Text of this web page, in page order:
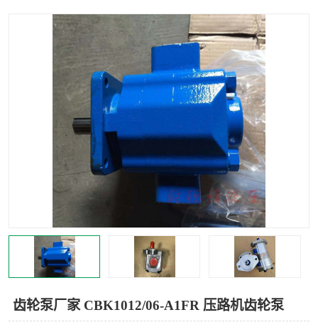
齿轮泵厂家 CBK1012/06-A1FR 压路机齿轮泵
冷却器厂家直销 过滤器
离合器、制动器 气动元器件
齿轮泵厂家